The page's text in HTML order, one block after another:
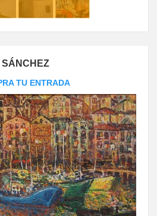
SÁNCHEZ
TU ENTRADA